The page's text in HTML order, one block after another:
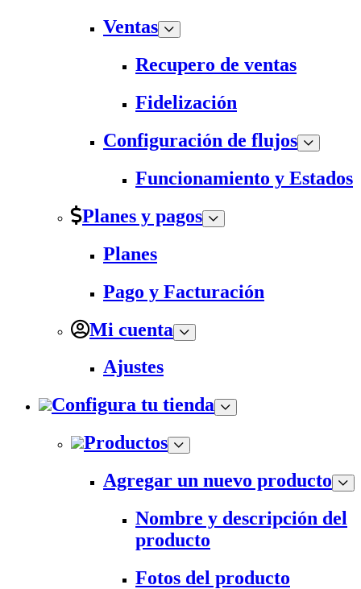
Ventas
Recupero de ventas
Fidelización
Configuración de flujos
Funcionamiento y Estados
Planes y pagos
Planes
Pago y Facturación
Mi cuenta
Ajustes
Configura tu tienda
Productos
Agregar un nuevo producto
Nombre y descripción del
producto
Fotos del producto